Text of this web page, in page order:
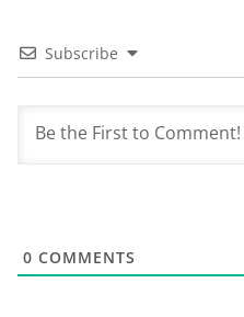
Subscribe
0 COMMENTS